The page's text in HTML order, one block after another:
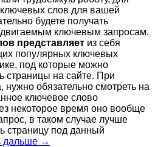
слов для вашей
будете получать
ключевым запросам.
представляет из себя
популярных ключевых
под которые можно
страницы на сайте. При
обязательно смотреть на
ключевое слово
некоторое время оно вообще
в таком случае лучше
страницу под данный
дальше →